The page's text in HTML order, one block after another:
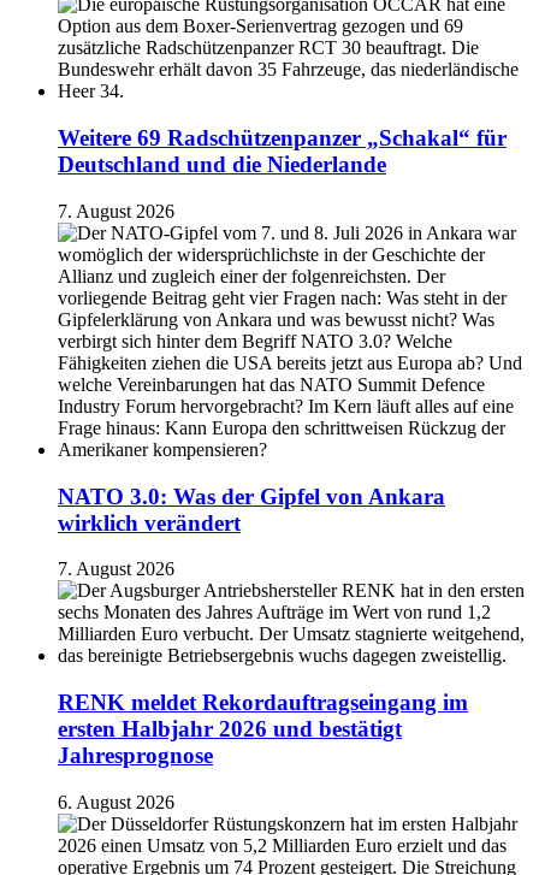
Weitere 69 Radschützenpanzer „Schakal“ für
Deutschland und die Niederlande
7. August 2026
NATO 3.0: Was der Gipfel von Ankara
wirklich verändert
7. August 2026
RENK meldet Rekordauftragseingang im
ersten Halbjahr 2026 und bestätigt
Jahresprognose
6. August 2026